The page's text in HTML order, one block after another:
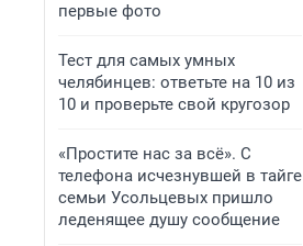
первые фото
Тест для самых умных
челябинцев: ответьте на 10 из
10 и проверьте свой кругозор
«Простите нас за всё». С
телефона исчезнувшей в тайге
семьи Усольцевых пришло
леденящее душу сообщение